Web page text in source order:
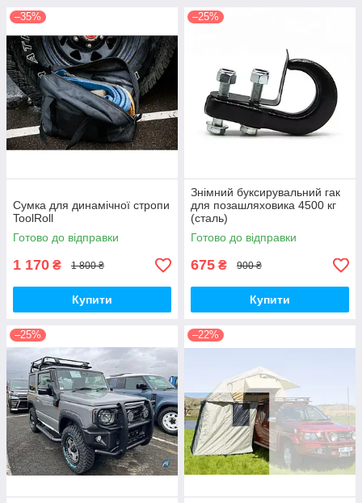
–35%
Сумка для динамічної стропи
ToolRoll
Готово до відправки
1 170 ₴ 1 800 ₴
Купити
–25%
Знімний буксирувальний гак
для позашляховика 4500 кг
(сталь)
Готово до відправки
675 ₴ 900 ₴
Купити
–25% –22%